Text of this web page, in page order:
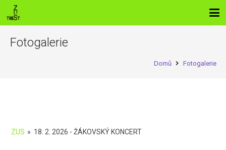
Fotogalerie
Domů Fotogalerie
ZUS » 18. 2. 2026 - ŽÁKOVSKÝ KONCERT